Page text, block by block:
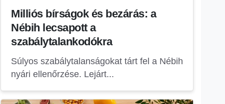
Milliós bírságok és bezárás: a
Nébih lecsapott a
szabálytalankodókra
Súlyos szabálytalanságokat tárt fel a Nébih
nyári ellenőrzése. Lejárt...